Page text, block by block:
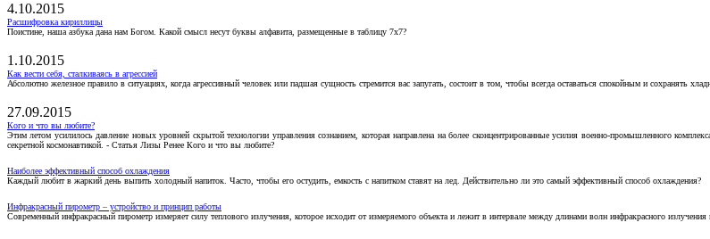
4.10.2015
Расшифровка кириллицы
Поистине, наша азбука дана нам Богом. Какой смысл несут буквы алфавита, размещенные в таблицу 7х7?
1.10.2015
Как вести себя, сталкиваясь в агрессией
Абсолютно железное правило в ситуациях, когда агрессивный человек или падшая сущность стремится вас запугать, состоит в том, чтобы всегда оставаться спокойным и сохранять
27.09.2015
Кого и что вы любите?
Этим летом усилилось давление новых уровней скрытой технологии управления сознанием, которая направлена на более сконцентрированные усилия военно-промышленного
секретной космонавтикой. - Статья Лизы Ренее Кого и что вы любите?
Наиболее эффективный способ охлаждения
Каждый любит в жаркий день выпить холодный напиток. Часто, чтобы его остудить, емкость с напитком ставят на лед. Действительно ли это самый эффективный способ охлаждения?
Инфракрасный пирометр – устройство и принцип работы
Современный инфракрасный пирометр измеряет силу теплового излучения, которое исходит от измеряемого объекта и лежит в интервале между длинами волн инфракрасного излучения